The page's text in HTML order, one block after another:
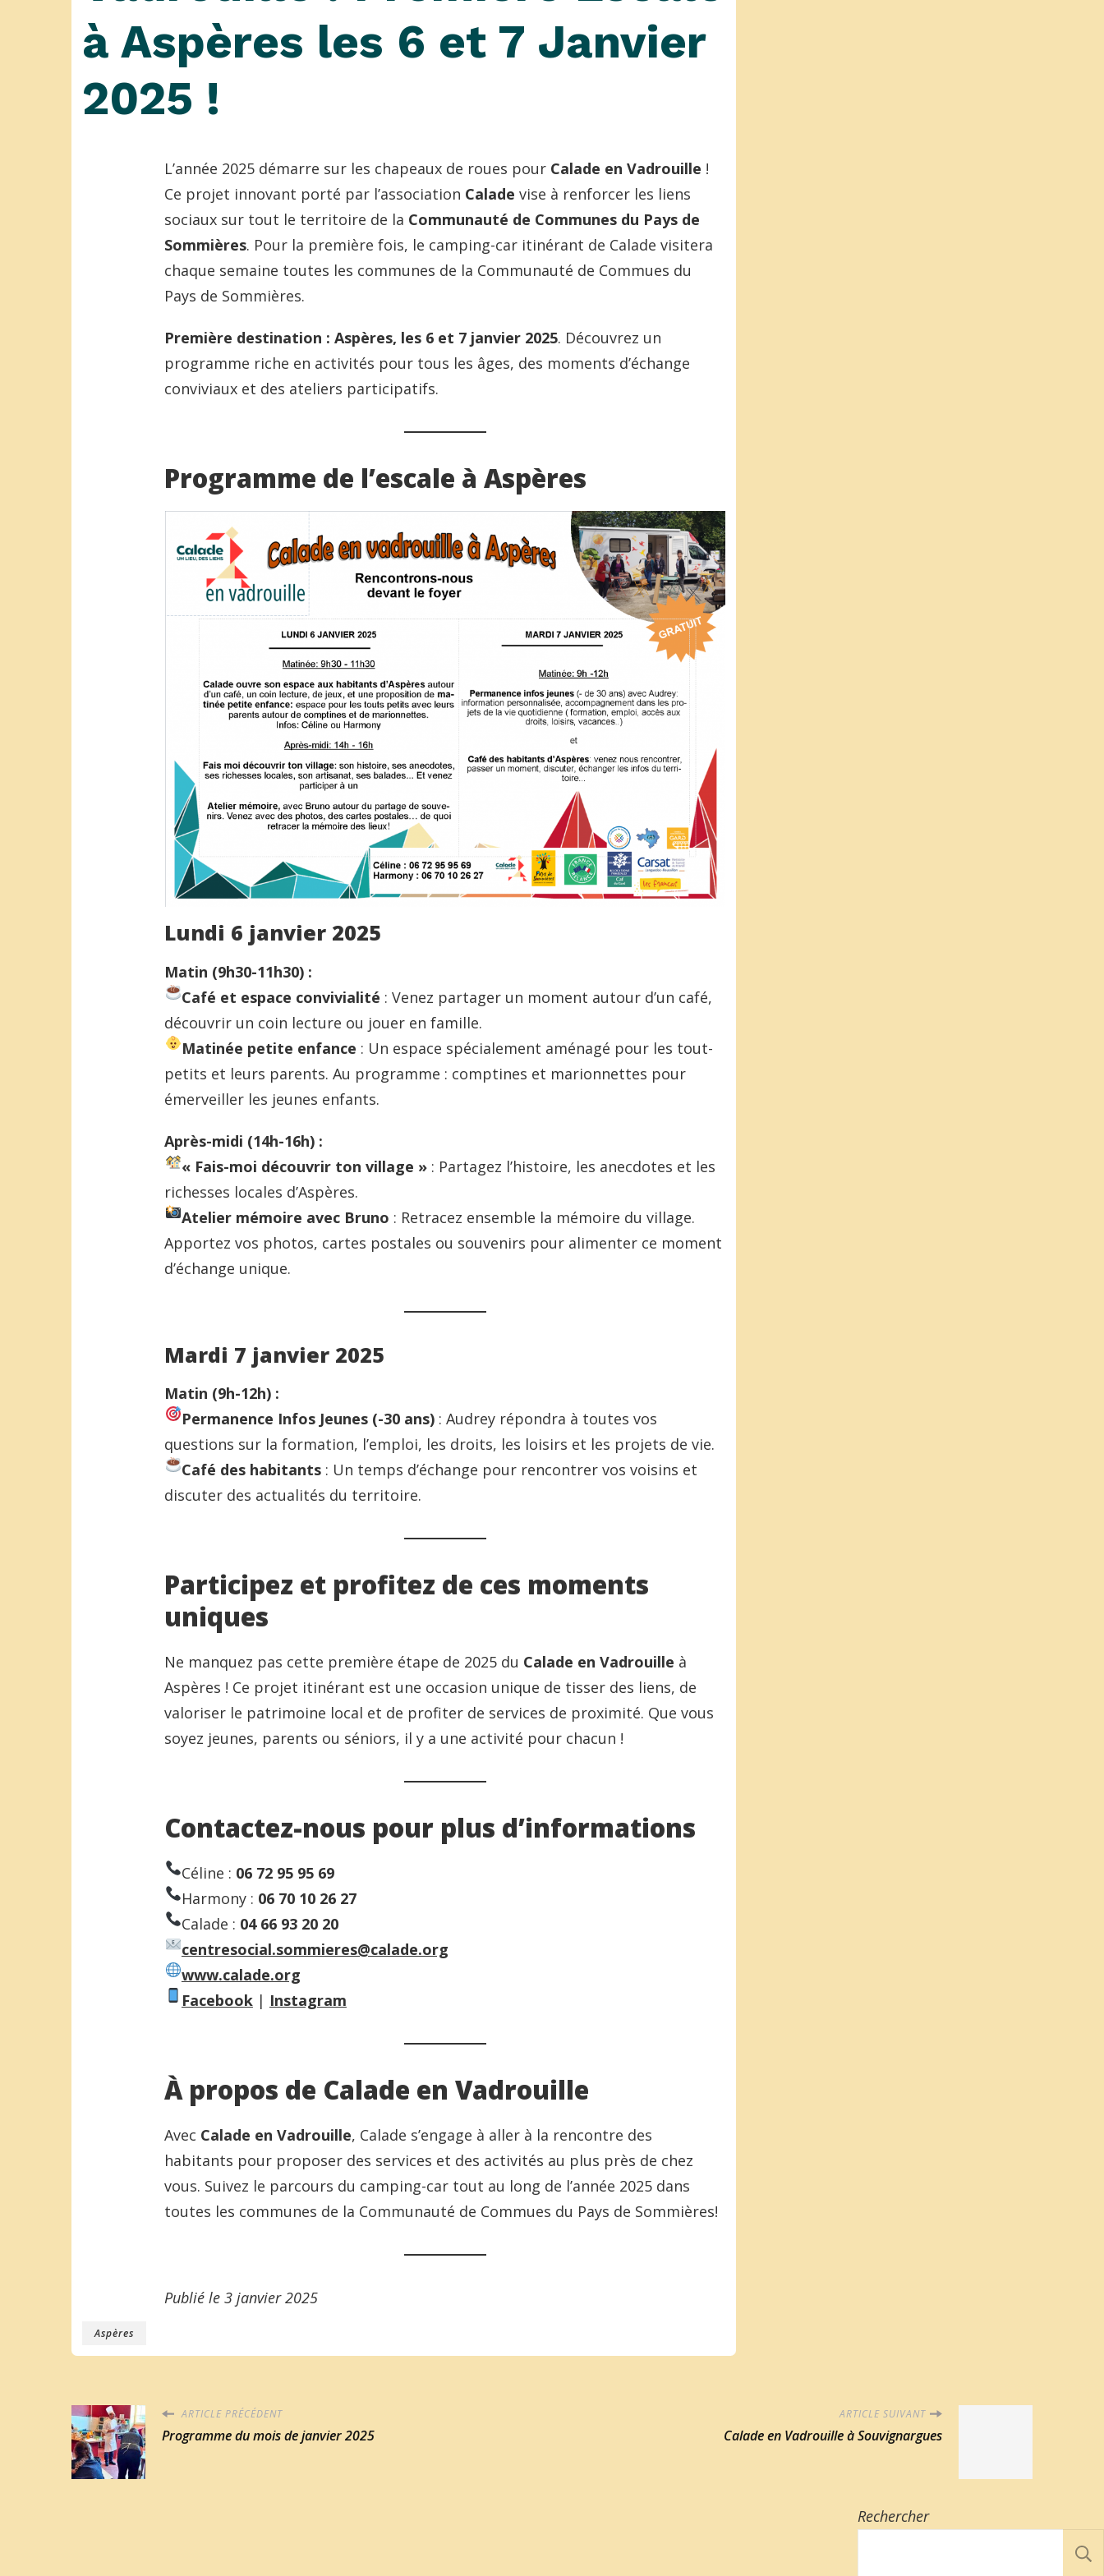
à Aspères les 6 et 7 Janvier
2025 !
L’année 2025 démarre sur les chapeaux de roues pour Calade en Vadrouille !
Ce projet innovant porté par l’association Calade vise à renforcer les liens
sociaux sur tout le territoire de la Communauté de Communes du Pays de
Sommières. Pour la première fois, le camping-car itinérant de Calade visitera
chaque semaine toutes les communes de la Communauté de Commues du
Pays de Sommières.
Première destination : Aspères, les 6 et 7 janvier 2025. Découvrez un
programme riche en activités pour tous les âges, des moments d’échange
conviviaux et des ateliers participatifs.
Programme de l’escale à Aspères
Lundi 6 janvier 2025
Matin (9h30-11h30) :
Café et espace convivialité : Venez partager un moment autour d’un café,
découvrir un coin lecture ou jouer en famille.
Matinée petite enfance : Un espace spécialement aménagé pour les tout-
petits et leurs parents. Au programme : comptines et marionnettes pour
émerveiller les jeunes enfants.
Après-midi (14h-16h) :
« Fais-moi découvrir ton village »: Partagez l’histoire, les anecdotes et les
richesses locales d’Aspères.
Atelier mémoire avec Bruno : Retracez ensemble la mémoire du village.
Apportez vos photos, cartes postales ou souvenirs pour alimenter ce moment
d’échange unique.
Mardi 7 janvier 2025
Matin (9h-12h) :
Permanence Infos Jeunes (-30 ans): Audrey répondra à toutes vos
questions sur la formation, l’emploi, les droits, les loisirs et les projets de vie.
Café des habitants: Un temps d’échange pour rencontrer vos voisins et
discuter des actualités du territoire.
Participez et profitez de ces moments
uniques
Ne manquez pas cette première étape de 2025 du Calade en Vadrouille à
Aspères ! Ce projet itinérant est une occasion unique de tisser des liens, de
valoriser le patrimoine local et de profiter de services de proximité. Que vous
soyez jeunes, parents ou séniors, il y a une activité pour chacun !
Contactez-nous pour plus d’informations
Céline : 06 72 95 95 69
Harmony : 06 70 10 26 27
Calade : 04 66 93 20 20
centresocial.sommieres@calade.org
www.calade.org
Facebook| Instagram
À propos de Calade en Vadrouille
Avec Calade en Vadrouille, Calade s’engage à aller à la rencontre des
habitants pour proposer des services et des activités au plus près de chez
vous. Suivez le parcours du camping-car tout au long de l’année 2025 dans
toutes les communes de la Communauté de Commues du Pays de Sommières!
Publié le3 janvier 2025
Aspères
ARTICLE PRÉCÉDENT
Programme du mois de janvier 2025
ARTICLE SUIVANT
Calade en Vadrouille à Souvignargues
Rechercher